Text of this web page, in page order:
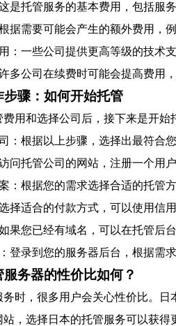
是托管服务的基本费用，包括服
据需要可能会产生的额外费用，
：一些公司提供更高等级的技术
多公司在续费时可能会提高费用
步骤：如何开始托管
费用和选择公司后，接下来是开始
：根据以上步骤，选择出最符合
问托管公司的网站，注册一个用
：根据您的需求选择合适的托管
择适合的付款方式，可以使用信
果您已经有域名，可以在托管后
登录到您的服务器后台，根据需
务器的性价比如何？
务时，很多用户会关心性价比。
站，选择日本的托管服务可以获